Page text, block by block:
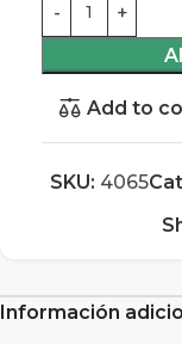
Add to
SKU: 4065
Información